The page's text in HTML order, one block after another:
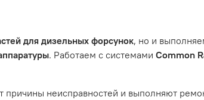
износу. Это включает тормозные
для дизельных форсунок, но и
. Работаем с системами Common
причины неисправностей и выполняют